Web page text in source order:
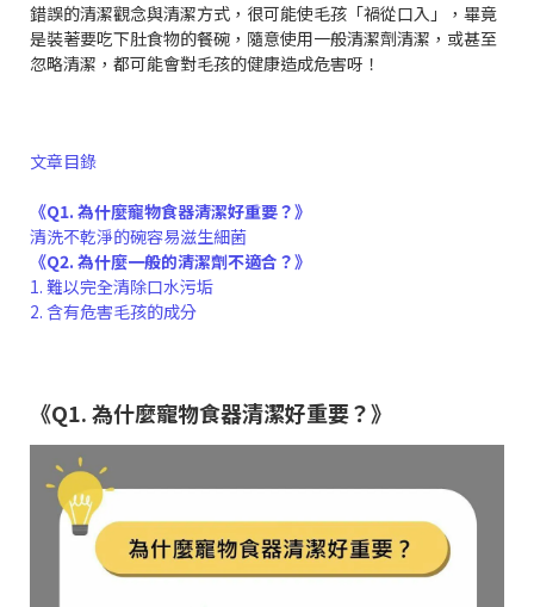
錯誤的清潔觀念與清潔方式，很可能使毛孩「禍從口入」，畢竟
是裝著要吃下肚食物的餐碗，隨意使用一般清潔劑清潔，或甚至
忽略清潔，都可能會對毛孩的健康造成危害呀！
文章目錄
《Q1. 為什麼寵物食器清潔好重要？》
清洗不乾淨的碗容易滋生細菌
《Q2. 為什麼一般的清潔劑不適合？》
1. 難以完全清除口水污垢
2. 含有危害毛孩的成分
《Q1. 為什麼寵物食器清潔好重要？》